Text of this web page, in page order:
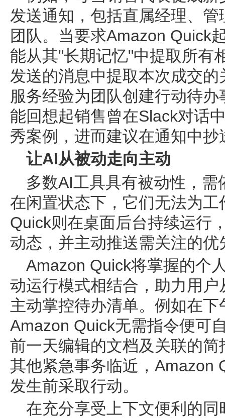
发送通知，包括直属经理、
团队。当要求Amazon Quick
能从其"长期记忆"中提取所有
发送的消息中提取本次成交
服务经验为团队创建行动待
能回想起销售曾在Slack对话
秀案例，进而建议在通知中
让AI从被动走向主动
多数AI工具具有被动性，
在闲置状态下，它们无法为
Quick则在桌面后台持续运行
动态，并主动推送需关注的优
Amazon Quick将掌握的个
动运行模式相结合，助力用
主动掌控待办清单。例如在
Amazon Quick无需指令便可
前一天编辑的文档及关联的
其他紧急事务临近，Amazon
发生前采取行动。
在充分享受上下文便利的